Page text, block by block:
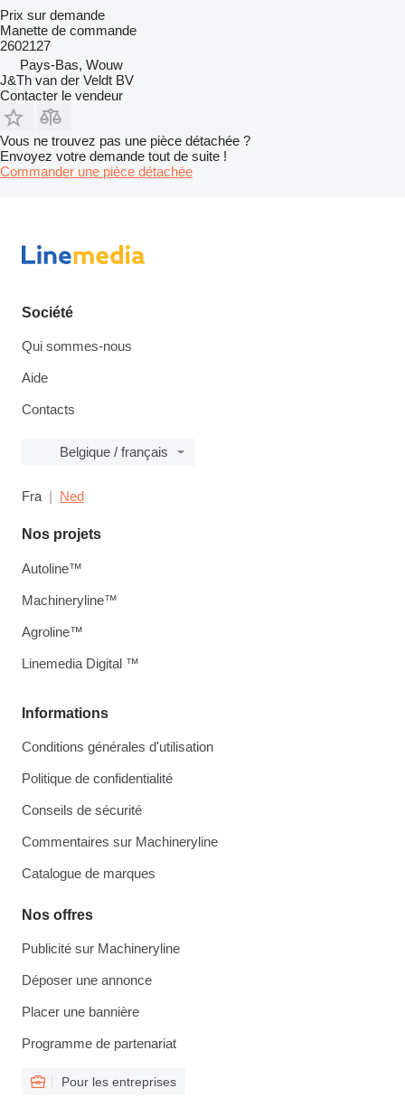
Prix sur demande
Manette de commande
2602127
Pays-Bas, Wouw
J&Th van der Veldt BV
Contacter le vendeur
Vous ne trouvez pas une pièce détachée ?
Envoyez votre demande tout de suite !
Commander une pièce détachée
Société
Qui sommes-nous
Aide
Contacts
Belgique / français
Fra Ned
Informations
Conditions générales d'utilisation
Politique de confidentialité
Conseils de sécurité
Commentaires sur Machineryline
Catalogue de marques
Nos offres
Publicité sur Machineryline
Déposer une annonce
Placer une bannière
Programme de partenariat
Pour les entreprises
Nos projets
Autoline™
Machineryline™
Agroline™
Linemedia Digital ™